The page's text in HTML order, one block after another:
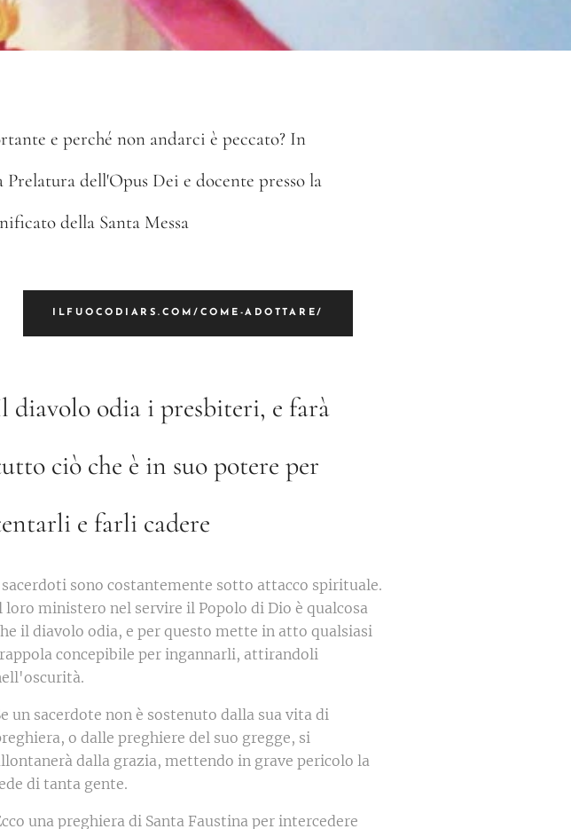
e perché non andarci è peccato? In
dell'Opus Dei e docente presso la
della Santa Messa
ILFUOCODIARS.COM/COME-ADOTTARE/
diavolo odia i presbiteri, e farà
ciò che è in suo potere per
e farli cadere
sono costantemente sotto attacco spirituale.
loro ministero nel servire il Popolo di Dio è qualcosa
il diavolo odia, e per questo mette in atto qualsiasi
concepibile per ingannarli, attirandoli
un sacerdote non è sostenuto dalla sua vita di
o dalle preghiere del suo gregge, si
dalla grazia, mettendo in grave pericolo la
di tanta gente.
una preghiera di Santa Faustina per intercedere